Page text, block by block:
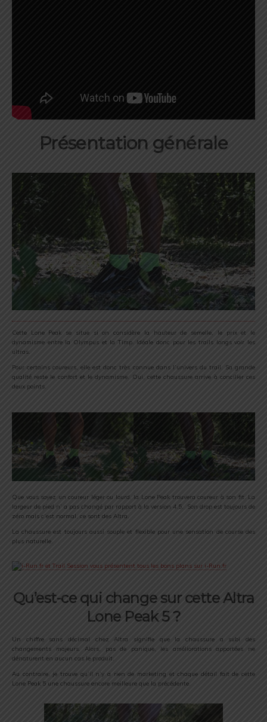
Présentation générale
Cette Lone Peak se situe si on considère la hauteur de semelle, le prix et le
dynamisme entre la Olympus et la Timp. Idéale donc pour les trails longs voir les
ultras.
Pour certains coureurs, elle est donc très connue dans l’univers du trail. Sa grande
qualité reste le confort et le dynamisme. Oui, cette chaussure arrive à concilier ces
deux points.
Que vous soyez un coureur léger ou lourd, la Lone Peak trouvera coureur à son fit. La
largeur de pied n’ a pas changé par rapport à la version 4.5. Son drop est toujours de
zéro mais c’est normal, ce sont des Altra.
La chaussure est toujours aussi souple et flexible pour une sensation de course des
plus naturelle.
Qu’est-ce qui change sur cette Altra
Lone Peak 5 ?
Un chiffre sans décimal chez Altra signifie que la chaussure a subi des
changements majeurs. Alors, pas de panique, les améliorations apportées ne
dénaturent en aucun cas le produit.
Au contraire, je trouve qu’il n’y a rien de marketing et chaque détail fait de cette
Lone Peak 5 une chaussure encore meilleure que la précédente.